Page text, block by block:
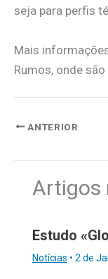
seja para perfis
Mais
Rumos, onde
ANTERIOR
Artigos
Estudo
Notícias • 2 de